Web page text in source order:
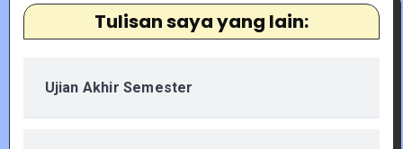
Tulisan saya yang lain:
Ujian Akhir Semester